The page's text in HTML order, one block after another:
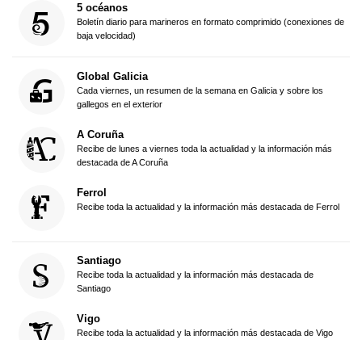
5 océanos
Boletín diario para marineros en formato comprimido (conexiones de
baja velocidad)
Global Galicia
Cada viernes, un resumen de la semana en Galicia y sobre los
gallegos en el exterior
A Coruña
Recibe de lunes a viernes toda la actualidad y la información más
destacada de A Coruña
Ferrol
Recibe toda la actualidad y la información más destacada de Ferrol
Santiago
Recibe toda la actualidad y la información más destacada de
Santiago
Vigo
Recibe toda la actualidad y la información más destacada de Vigo